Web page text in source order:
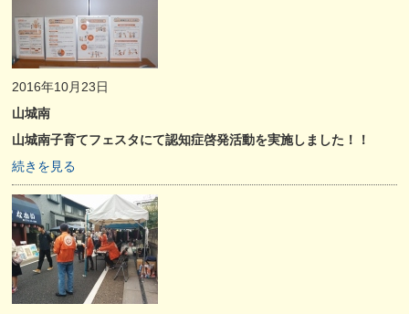
2016年10月23日
山城南
山城南子育てフェスタにて認知症啓発活動を実施しました！！
続きを見る